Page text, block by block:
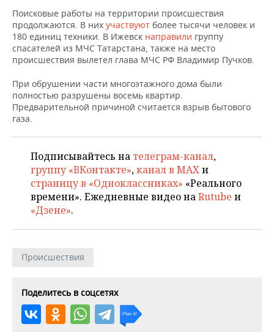
НЕФТЕХИМИЯ
НЕФТЬ
ОПК
ЭНЕРГЕТИКА
РОЗНИЧНАЯ ТОРГОВЛЯ
ТРАНСПОРТ
УСЛУГИ
НОВОСТИ ТЕХНОЛОГИЙ
IT
МЕДИА
ТЕЛЕКОММУНИКАЦИИ
МЕРОПРИЯТИЯ
НОВОСТИ МЕРОПРИЯТИЙ
ВЫЕЗДНАЯ РЕДАКЦИЯ
БИЗНЕС-БРАНЧИ
ОТКРЫТАЯ ЛЕКЦИЯ
СПОРТ
НОВОСТИ СПОРТА
ФУТБОЛ
БАСКЕТБОЛ
ВОЛЕЙБОЛ
КИБЕРСПОРТ
ФИГУРНОЕ КАТАНИЕ
ХОККЕЙ С МЯЧОМ
ОБЩЕСТВО
НОВОСТИ ОБЩЕСТВА
ИНФРАСТРУКТУРА
ИСТОРИЯ
КУЛЬТУРА
МЕДИЦИНА
ПРОИСШЕСТВИЯ
ФОТОГАЛЕРЕЯ
СПРАВОЧНИК
СПИСОК ПЕРСОН
СПИСОК КОМПАНИЙ
ПОЛНАЯ ВЕРСИЯ
Поисковые работы на территории происшествия
продолжаются. В них участвуют более тысячи человек и
180 единиц техники. В Ижевск направили группу
спасателей из МЧС Татарстана, также на место
происшествия вылетел глава МЧС РФ Владимир Пучков.
При обрушении части многоэтажного дома были
полностью разрушены восемь квартир.
Предварительной причиной считается взрыв бытового
газа.
Подписывайтесь на телеграм-канал,
группу «ВКонтакте»,канал в MAXи
страницу в «Одноклассниках» «Реального
времени». Ежедневные видео наRutube и
«Дзене».
Происшествия
Поделитесь в соцсетях